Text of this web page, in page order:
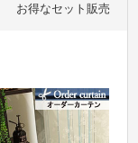
お得なセット販売